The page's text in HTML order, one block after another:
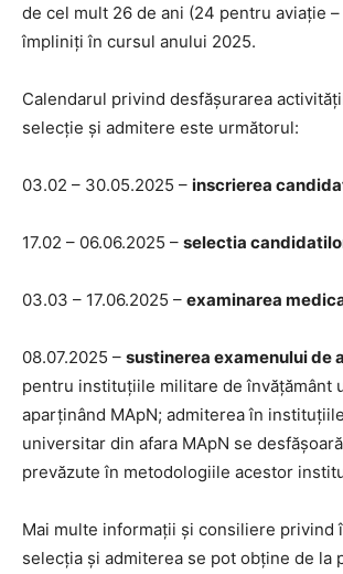
de cel mult 26 de ani (24 pentru aviaţie
împliniţi în cursul anului 2025.
Calendarul privind desfășurarea
selecție și admitere este următorul:
03.02 – 30.05.2025 – inscrierea
17.02 – 06.06.2025 – selectia
03.03 – 17.06.2025 – examinarea
08.07.2025 – sustinerea examenului de
pentru instituțiile militare de învățământ
aparținând MApN; admiterea în
universitar din afara MApN se
prevăzute în metodologiile acestor
Mai multe informații și consiliere privind
selecția și admiterea se pot obține de la